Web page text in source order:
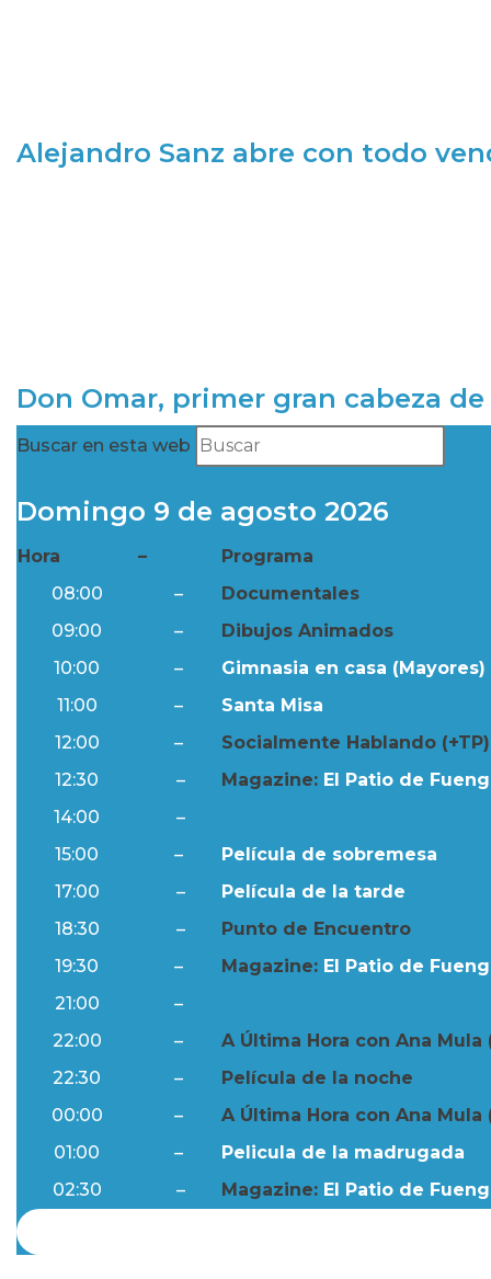
Alejandro Sanz abre con todo
Don Omar, primer gran cabeza
Buscar en esta web
Domingo 9 de agosto 2026
Hora –
Programa
08:00
–
Documentales
09:00
–
Dibujos Animados
10:00
–
Gimnasia en casa (Mayores)
11:00
–
Santa Misa
12:00
–
Socialmente Hablando (+TP)
12:30
– Magazine: El Patio de
14:00
–
15:00
–
Película de sobremesa
17:00
–
Película de la tarde
18:30
–
Punto de Encuentro
19:30
– Magazine: El Patio de
21:00
–
22:00
–
A Última Hora con Ana Mula
22:30
–
Película de la noche
00:00
–
A Última Hora con Ana Mula
01:00
–
Pelicula de la madrugada
02:30
– Magazine: El Patio de